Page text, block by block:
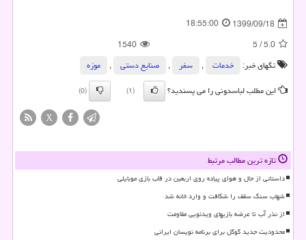
1399/09/18
18:55:00
5.0
/
5
1540
تگهای خبر:
خدمات , سفر , صنایع دستی ,
موزه
این مطلب لباسدونی را می پسندید؟
(1)
(0)
X
تازه ترین مطالب مرتبط
داستانی از حال و هوای پیاده روی اربعین در قاب بازی موبایلی
شهاب سنگ سقف را شکافت و وارد خانه شد
از نذر آب تا عرضه بازیهای ویدئویی مقاومت
محدودیت جدید گوگل برای برنامه نویسان ایرانی